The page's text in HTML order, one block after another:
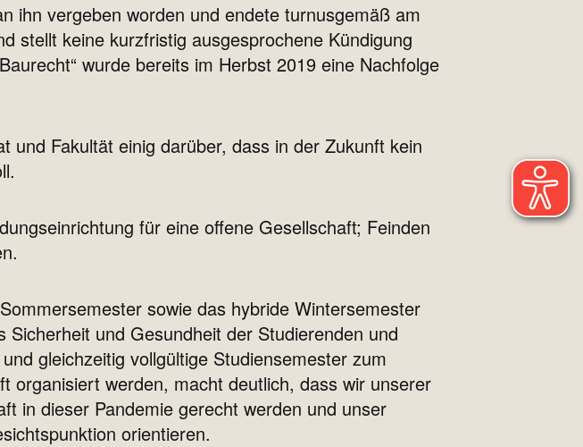
ihn vergeben worden und endete turnusgemäß am
stellt keine kurzfristig ausgesprochene Kündigung
wurde bereits im Herbst 2019 eine Nachfolge
Fakultät einig darüber, dass in der Zukunft kein
für eine offene Gesellschaft; Feinden
sowie das hybride Wintersemester
und Gesundheit der Studierenden und
gleichzeitig vollgültige Studiensemester zum
organisiert werden, macht deutlich, dass wir unserer
in dieser Pandemie gerecht werden und unser
orientieren.